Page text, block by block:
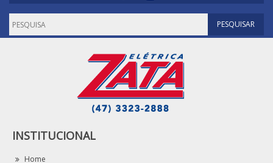
INSTITUCIONAL
Home